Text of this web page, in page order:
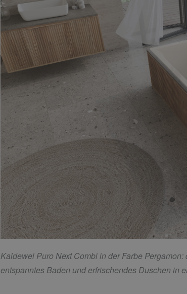
Kaldewei Puro Next Combi in der Farbe
entspanntes Baden und erfrischendes Duschen in